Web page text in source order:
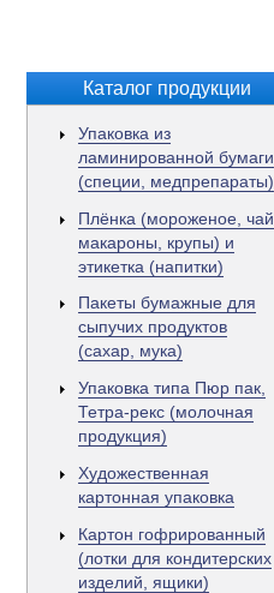
Каталог продукции
Упаковка из
ламинированной бумаги
(специи, медпрепараты)
Плёнка (мороженое, чай,
макароны, крупы) и
этикетка (напитки)
Пакеты бумажные для
сыпучих продуктов
(сахар, мука)
Упаковка типа Пюр пак,
Тетра-рекс (молочная
продукция)
Художественная
картонная упаковка
Картон гофрированный
(лотки для кондитерских
изделий, ящики)